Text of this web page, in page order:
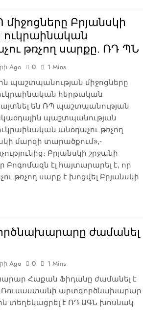
Բրյանսկի
ուկրաինական
թռչող սարքը. ՌԴ ՊՆ
Ago 0 1 Mins
պաշտպանության միջոցները
ուկրաինական հերթական
են ՌՊ պաշտպանության
պաշտպանության
անօդաչու թռչող
մարզի տարածքում»,-
Բրյանսկի շրջանի
էլ հայտարարել է, որ
թռչող սարք է խոցվել Բրյանսկի
ժամանել
Ago 0 1 Mins
Հաքան Ֆիդանը ժամանել է
Ռուսաստանի արտգործնախարար
տեղեկացրել է ՌԴ ԱԳՆ խոսնակ